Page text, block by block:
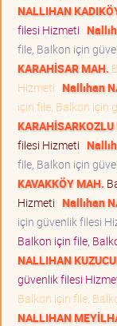
NALLIHAN
filesi Hizmeti
file, Balkon için
KARAHİSAR MAH.
Hizmeti Nallıhan
için file, Balkon için
KARAHİSARKOZLU
filesi Hizmeti
file, Balkon için
KAVAKKÖY MAH.
Hizmeti Nallıhan
için güvenlik filesi
Balkon için file,
NALLIHAN
güvenlik filesi
Balkon için file,
NALLIHAN